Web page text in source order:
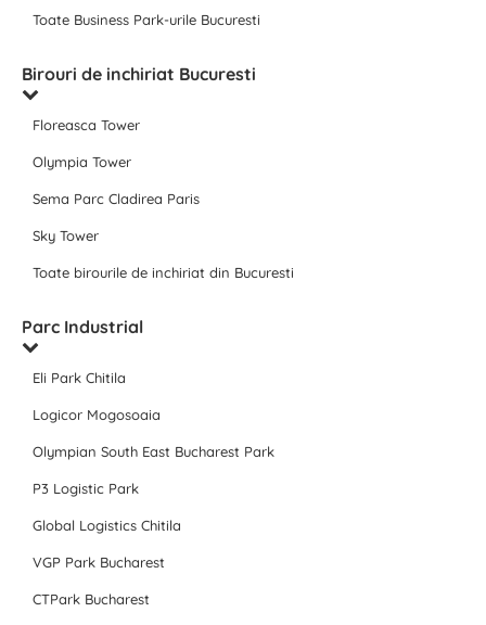
Toate Business Park-urile Bucuresti
Birouri de inchiriat Bucuresti
Floreasca Tower
Olympia Tower
Sema Parc Cladirea Paris
Sky Tower
Toate birourile de inchiriat din Bucuresti
Parc Industrial
Eli Park Chitila
Logicor Mogosoaia
Olympian South East Bucharest Park
P3 Logistic Park
Global Logistics Chitila
VGP Park Bucharest
CTPark Bucharest